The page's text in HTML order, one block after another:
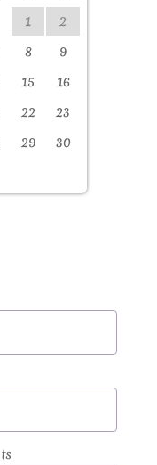
1
2
8
9
15
16
22
23
29
30